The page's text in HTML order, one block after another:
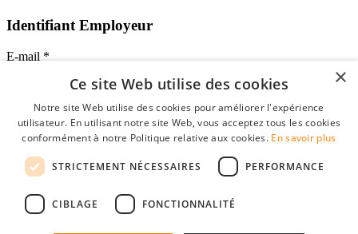
Identifiant Employeur
E-mail *
Mot de passe
se souvenir de moi
mot de passe oublié?
Profil Employeur gratuit
Vous pouvez vous connecter sur StudentJob si vous avez créé un
×
Ce site Web utilise des cookies
Notre site Web utilise des cookies pour améliorer l'expérience
utilisateur. En utilisant notre site Web, vous acceptez tous les cookies
conformément à notre Politique relative aux cookies. En savoir plus
STRICTEMENT NÉCESSAIRES PERFORMANCE
CIBLAGE FONCTIONNALITÉ